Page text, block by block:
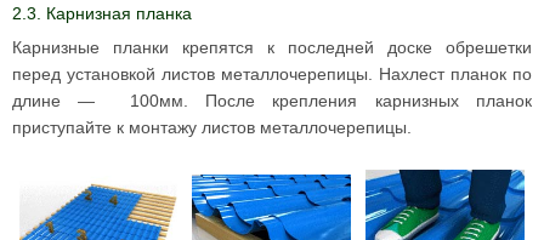
2.3. Карнизная планка
Карнизные планки крепятся к последней доске обрешетки
перед установкой листов металлочерепицы. Нахлест планок по
длине — 100мм. После крепления карнизных планок
приступайте к монтажу листов металлочерепицы.